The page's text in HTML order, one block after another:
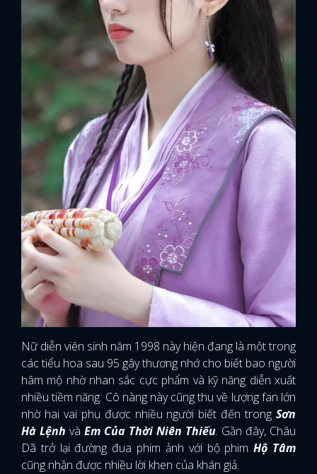
Nữ diễn viên sinh năm 1998 này hiện đang là một trong
các tiểu hoa sau 95 gây thương nhớ cho biết bao người
hâm mộ nhờ nhan sắc cực phẩm và kỹ năng diễn xuất
nhiều tiềm năng. Cô nàng này cũng thu về lượng fan lớn
nhờ hai vai phụ được nhiều người biết đến trong Sơn
Hà Lệnh và Em Của Thời Niên Thiếu. Gần đây, Châu
Dã trở lại đường đua phim ảnh với bộ phimHộ Tâm
cũng nhận được nhiều lời khen của khán giả.